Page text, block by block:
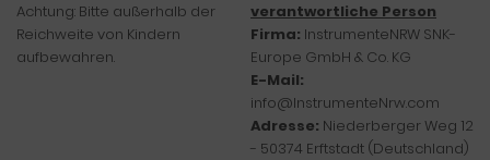
Achtung: Bitte außerhalb der
Reichweite von Kindern
aufbewahren.
verantwortliche Person
Firma: InstrumenteNRW SNK-
Europe GmbH & Co. KG
E-Mail:
info@InstrumenteNrw.com
Adresse: Niederberger Weg 12
- 50374 Erftstadt (Deutschland)